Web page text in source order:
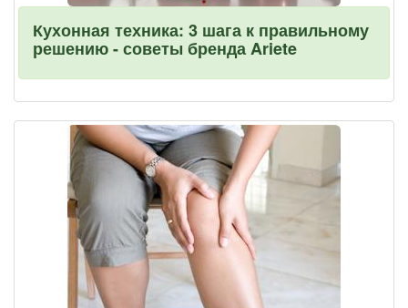
Кухонная техника: 3 шага к правильному
решению - советы бренда Ariete